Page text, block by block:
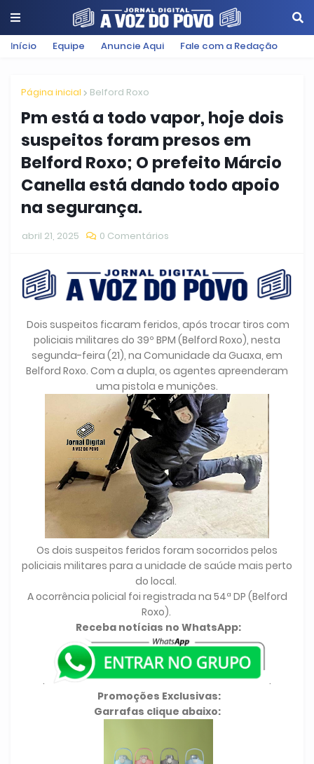
Início Equipe Anuncie Aqui Fale com a Redação
Página inicial Belford Roxo
Pm está a todo vapor, hoje dois
suspeitos foram presos em
Belford Roxo; O prefeito Márcio
Canella está dando todo apoio
na segurança.
abril 21, 2025 0 Comentários
Dois suspeitos ficaram feridos, após trocar tiros com
policiais militares do 39º BPM (Belford Roxo), nesta
segunda-feira (21), na Comunidade da Guaxa, em
Belford Roxo. Com a dupla, os agentes apreenderam
uma pistola e munições.
Os dois suspeitos feridos foram socorridos pelos
policiais militares para a unidade de saúde mais perto
do local.
A ocorrência policial foi registrada na 54ª DP (Belford
Roxo).
Receba notícias no WhatsApp:
.
.
Promoções Exclusivas:
Garrafas clique abaixo: